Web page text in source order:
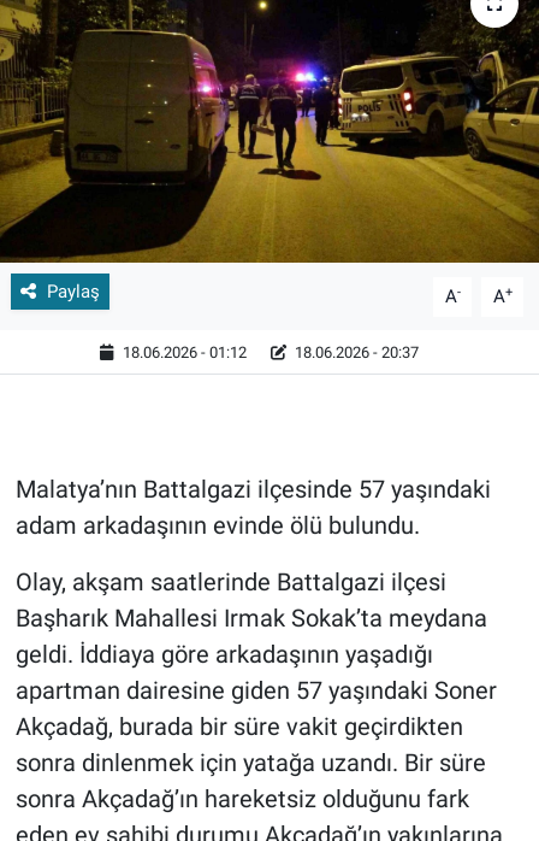
Paylaş A- A+
18.06.2026 - 01:12 18.06.2026 - 20:37
Malatya’nın Battalgazi ilçesinde 57 yaşındaki
adam arkadaşının evinde ölü bulundu.
Olay, akşam saatlerinde Battalgazi ilçesi
Başharık Mahallesi Irmak Sokak’ta meydana
geldi. İddiaya göre arkadaşının yaşadığı
apartman dairesine giden 57 yaşındaki Soner
Akçadağ, burada bir süre vakit geçirdikten
sonra dinlenmek için yatağa uzandı. Bir süre
sonra Akçadağ’ın hareketsiz olduğunu fark
eden ev sahibi durumu Akçadağ’ın yakınlarına